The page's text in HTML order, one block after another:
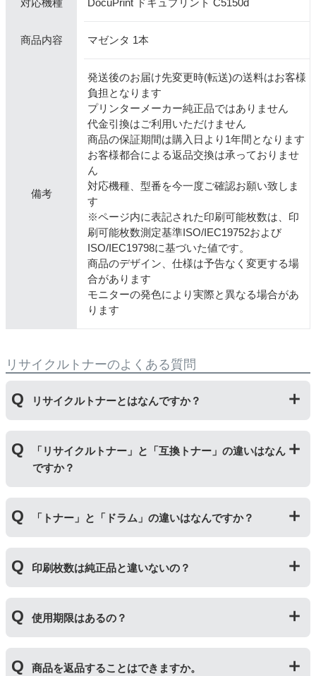
対応機種
商品内容 マゼンタ 1本
備考
発送後のお届け先変更時(転送)の送料はお客様
負担となります
プリンターメーカー純正品ではありません
代金引換はご利用いただけません
商品の保証期間は購入日より1年間となります
お客様都合による返品交換は承っておりませ
ん
対応機種、型番を今一度ご確認お願い致しま
す
※ページ内に表記された印刷可能枚数は、印
刷可能枚数測定基準ISO/IEC19752および
ISO/IEC19798に基づいた値です。
商品のデザイン、仕様は予告なく変更する場
合があります
モニターの発色により実際と異なる場合があ
ります
リサイクルトナーのよくある質問
リサイクルトナーとはなんですか？
にて洗浄やトナー(粉)充填をしたうえで、再度販売して
いる商品です。
純正品に比べて、印刷代を節約することができます。
「リサイクルトナー」と「互換トナー」の違いはなん
ですか？
ッジを国内で1本づつ丁寧に製造しているため、比較的
不具合の起きにくい商品です。
「互換トナー」は純正品を模して製造された大量生産さ
れた商品のため、お求めやすい価格になっております。
「トナー」と「ドラム」の違いはなんですか？
ートリッジのことです。「ドラム(感光体ユニット)」は
トナーを用紙に写すためのもので、トナーカートリッジ
の器にあたる部分になります。
トナーとドラムはそれぞれ印字できる枚数が異なってい
により使用できなくなった場合は、必ず分離してから新
しいものに交換してください。
印刷枚数は純正品と違いないの？
一部型番は、純正品より多く印刷が可能なエコッテオリ
ジナルの【特別増量版】もございます。
使用期限はあるの？
サイクルトナー/ドラムに限り、レビューをご投稿いただ
商品を返品することはできますか。